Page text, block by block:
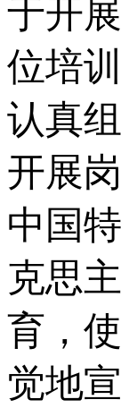
于开
位培
认真
开展
中国
克思
育，
觉地